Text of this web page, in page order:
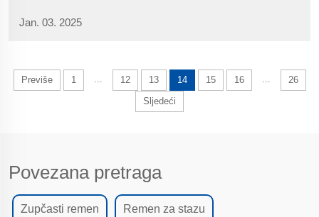
Saznajte kako ovi pojasevi poboljšavaju učinkovitost i
Jan. 03. 2025
Previše 1 ... 12 13 14 15 16 ...
26
Sljedeći
Povezana pretraga
Zupčasti remen Remen za stazu